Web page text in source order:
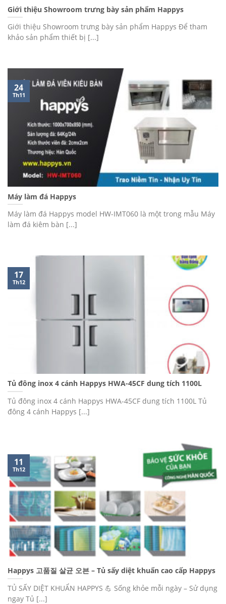
Giới thiệu Showroom trưng bày sản phẩm Happys
Giới thiệu Showroom trưng bày sản phẩm Happys Để tham
khảo sản phẩm thiết bị [...]
Máy làm đá Happys
Máy làm đá Happys model HW-IMT060 là một trong mẫu Máy
làm đá kiêm bàn [...]
24
Th11
Tủ đông inox 4 cánh Happys HWA-45CF dung tích 1100L
Tủ đông inox 4 cánh Happys HWA-45CF dung tích 1100L Tủ
đông 4 cánh Happys [...]
17
Th12
Happys 고품질 살균 오븐 – Tủ sấy diệt khuẩn cao cấp Happys
TỦ SẤY DIỆT KHUẨN HAPPYS 💪 Sống khỏe mỗi ngày – Sử dụng
ngay Tủ [...]
11
Th12